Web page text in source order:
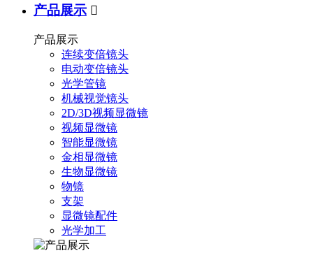
产品展示 
产品展示
连续变倍镜头
电动变倍镜头
光学管镜
机械视觉镜头
2D/3D视频显微镜
视频显微镜
智能显微镜
金相显微镜
生物显微镜
物镜
支架
显微镜配件
光学加工